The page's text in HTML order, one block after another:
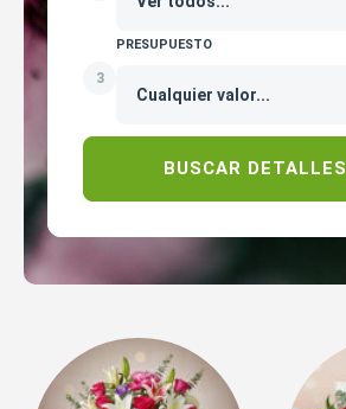
3
PRESUPUESTO
BUSCAR DETALLES